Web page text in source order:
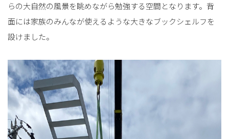
らの大自然の風景を眺めながら勉強する空間となります。背
面には家族のみんなが使えるような大きなブックシェルフを
設けました。